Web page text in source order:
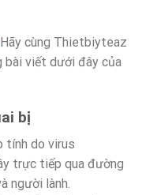
Hãy cùng Thietbiyteaz
bài viết dưới đây của
bị
tính do virus
trực tiếp qua đường
người lành.